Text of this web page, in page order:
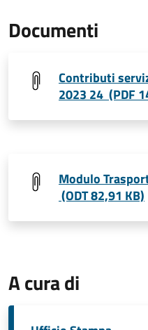
Documenti
Contributi
2023 24 (PDF
Modulo
(ODT 82,91 KB)
A cura di